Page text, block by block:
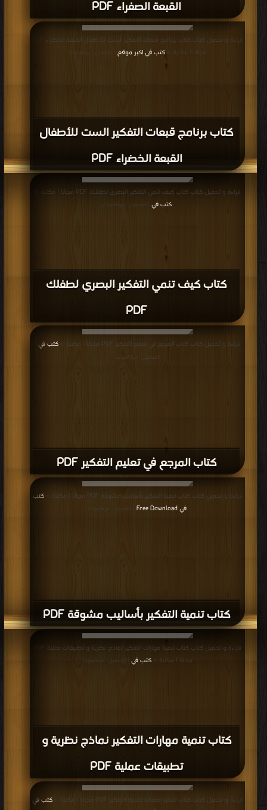
القبعة الصفراء PDF
كتاب برنامج قبعات التفكير الست للأطفال
القبعة الخضراء PDF
مجانا | مكتبة >كتب في اكبر موقع | التحميل : مرة/مرات
كتاب كيف تنمي التفكير البصري لطفلك
PDF
قراءة و تحميل كتاب كتاب كيف تنمي التفكير البصري لطفلك PDF مجانا | مكتبة >
كتب في
| التحميل : مرة/مرات
كتاب المرجع في تعليم التفكير PDF
قراءة و تحميل كتاب كتاب المرجع في تعليم التفكير PDF مجانا | مكتبة > كتب في
التحميل : مرة/مرات
كتاب تنمية التفكير بأساليب مشوقة PDF
قراءة و تحميل كتاب كتاب تنمية التفكير بأساليب مشوقة PDF مجانا | مكتبة >
كتب
في Free Download
| التحميل : مرة/مرات
كتاب تنمية مهارات التفكير نماذج نظرية و
تطبيقات عملية PDF
مجانا | مكتبة >كتب في | التحميل : مرة/مرات
قراءة و تحميل كتاب كتاب لنعلم اطفالنا حلاوة التفكير PDF مجانا | مكتبة >
كتب في